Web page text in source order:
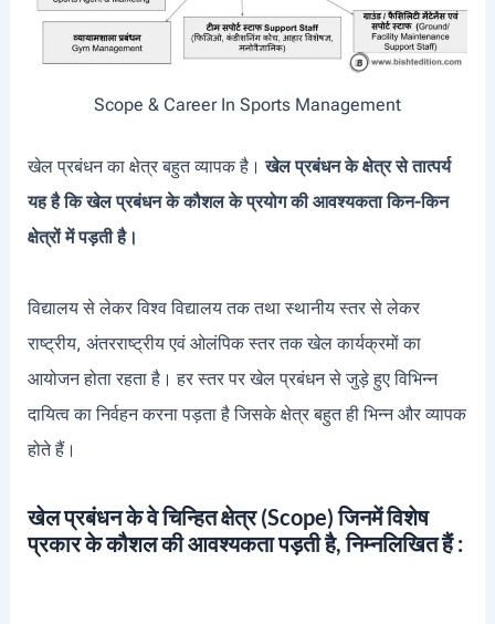
Scope & Career In Sports Management
खेल प्रबंधन का क्षेत्र बहुत व्यापक है।खेल प्रबंधन के क्षेत्र से तात्पर्य
यह है कि खेल प्रबंधन के कौशल के प्रयोग की आवश्यकता किन-किन
क्षेत्रों में पड़ती है।
विद्यालय से लेकर विश्व विद्यालय तक तथा स्थानीय स्तर से लेकर
राष्ट्रीय, अंतरराष्ट्रीय एवं ओलंपिक स्तर तक खेल कार्यक्रमों का
आयोजन होता रहता है। हर स्तर पर खेल प्रबंधन से जुड़े हुए विभिन्न
दायित्व का निर्वहन करना पड़ता है जिसके क्षेत्र बहुत ही भिन्न और व्यापक
होते हैं।
खेल प्रबंधन के वे चिन्हित क्षेत्र (Scope) जिनमें विशेष
प्रकार के कौशल की आवश्यकता पड़ती है, निम्नलिखित हैं :